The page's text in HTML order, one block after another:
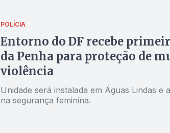
POLÍCIA
Entorno do DF recebe
da Penha para proteção de
violência
Unidade será instalada em Águas Lindas
na segurança feminina.